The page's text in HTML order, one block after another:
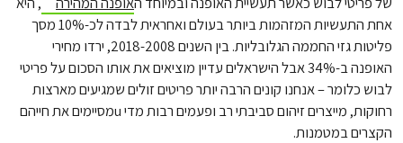
אחת התעשיות המזהמות ביותר בעולם ואחראית לבדה לכ-10% מסך
פליטות גזי החממה הגלובליות. בין השנים 2018-2008, ירדו מחירי
האופנה ב-34% אבל הישראלים עדיין מוציאים את אותו הסכום על פריטי
לבוש כלומר – אנחנו קונים הרבה יותר פריטים זולים שמגיעים מארצות
רחוקות, מייצרים זיהום סביבתי רב ופעמים רבות מדי uמסיימים את חייהם
הקצרים במטמנות.